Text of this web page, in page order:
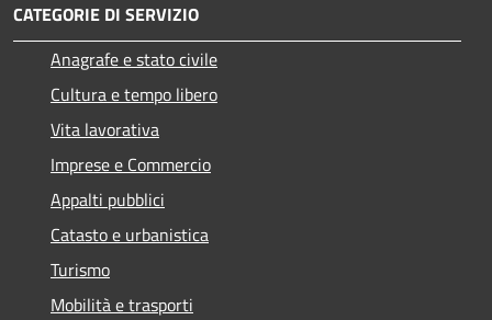
CATEGORIE DI SERVIZIO
Anagrafe e stato civile
Cultura e tempo libero
Vita lavorativa
Imprese e Commercio
Appalti pubblici
Catasto e urbanistica
Turismo
Mobilità e trasporti